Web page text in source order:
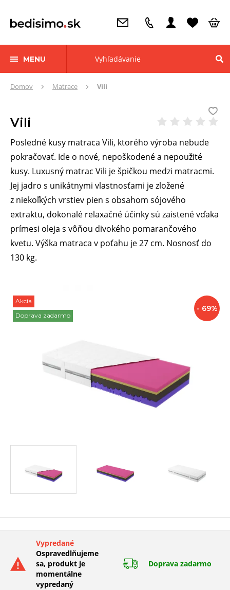
MENU
Domov Matrace Vili
Vili
Posledné kusy matraca Vili, ktorého výroba nebude
pokračovať. Ide o nové, nepoškodené a nepoužité
kusy. Luxusný matrac Vili je špičkou medzi matracmi.
Jej jadro s unikátnymi vlastnosťami je zložené
z niekoľkých vrstiev pien s obsahom sójového
extraktu, dokonalé relaxačné účinky sú zaistené vďaka
prímesi oleja s vôňou divokého pomarančového
kvetu. Výška matraca v poťahu je 27 cm. Nosnosť do
130 kg.
Akcia
Doprava zadarmo
Zľavy
- 69%
Vypredané
Ospravedlňujeme
sa, produkt je
momentálne
vypredaný
Doprava zadarmo